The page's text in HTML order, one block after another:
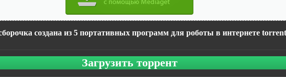
создана из 5 портативных программ для роботы в интернете torrent
Загрузить торрент